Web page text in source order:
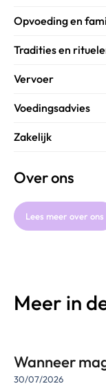
Opvoeding en
Tradities en
Vervoer
Voedingsadvies
Zakelijk
Over ons
Lees meer over ons
Meer in
Wanneer
30/07/2026